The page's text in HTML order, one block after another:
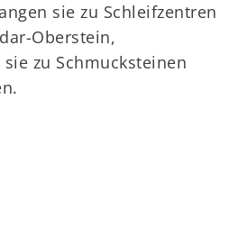
sie zu Schleifzentren
Oberstein,
zu Schmucksteinen